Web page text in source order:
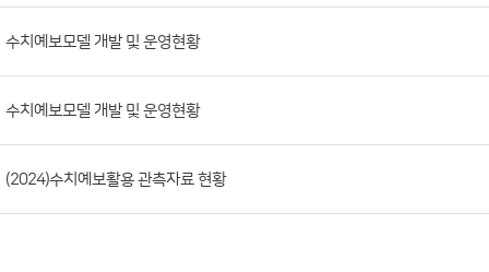
수치예보모델 개발 및 운영현황
수치예보모델 개발 및 운영현황
(2024)수치예보활용 관측자료 현황